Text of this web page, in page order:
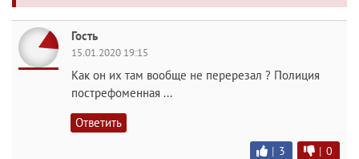
Гость
15.01.2020 19:15
Как он их там вообще не перерезал ? Полиция
пострефоменная ...
Ответить
| 3 | 0